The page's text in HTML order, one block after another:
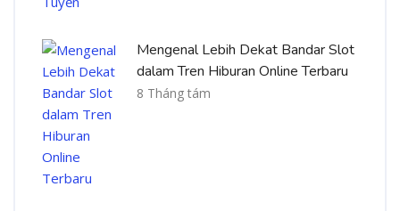
Mengenal Lebih Dekat Bandar Slot
dalam Tren Hiburan Online Terbaru
8 Tháng tám